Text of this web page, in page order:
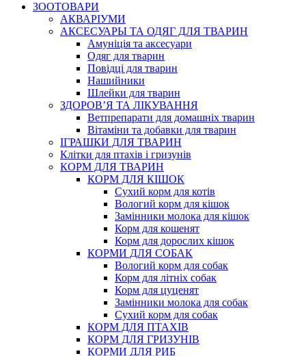
ЗООТОВАРИ
АКВАРІУМИ
АКСЕСУАРЫ ТА ОДЯГ ДЛЯ ТВАРИН
Амуніція та аксесуари
Одяг для тварин
Повідці для тварин
Нашийники
Шлейки для тварин
ЗДОРОВ’Я ТА ЛІКУВАННЯ
Ветпрепарати для домашніх тварин
Вітаміни та добавки для тварин
ІГРАШКИ ДЛЯ ТВАРИН
Клітки для птахів і гризунів
КОРМ ДЛЯ ТВАРИН
КОРМ ДЛЯ КІШОК
Сухий корм для котів
Вологий корм для кішок
Замінники молока для кішок
Корм для кошенят
Корм для дорослих кішок
КОРМИ ДЛЯ СОБАК
Вологий корм для собак
Корм для літніх собак
Корм для цуценят
Замінники молока для собак
Сухий корм для собак
КОРМ ДЛЯ ПТАХІВ
КОРМ ДЛЯ ГРИЗУНІВ
КОРМИ ДЛЯ РИБ